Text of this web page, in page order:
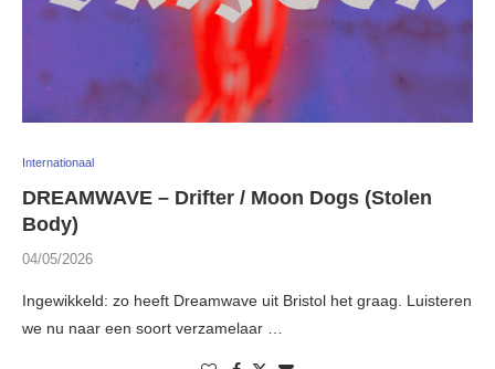
Internationaal
DREAMWAVE – Drifter / Moon Dogs (Stolen
Body)
04/05/2026
Ingewikkeld: zo heeft Dreamwave uit Bristol het graag. Luisteren
we nu naar een soort verzamelaar …